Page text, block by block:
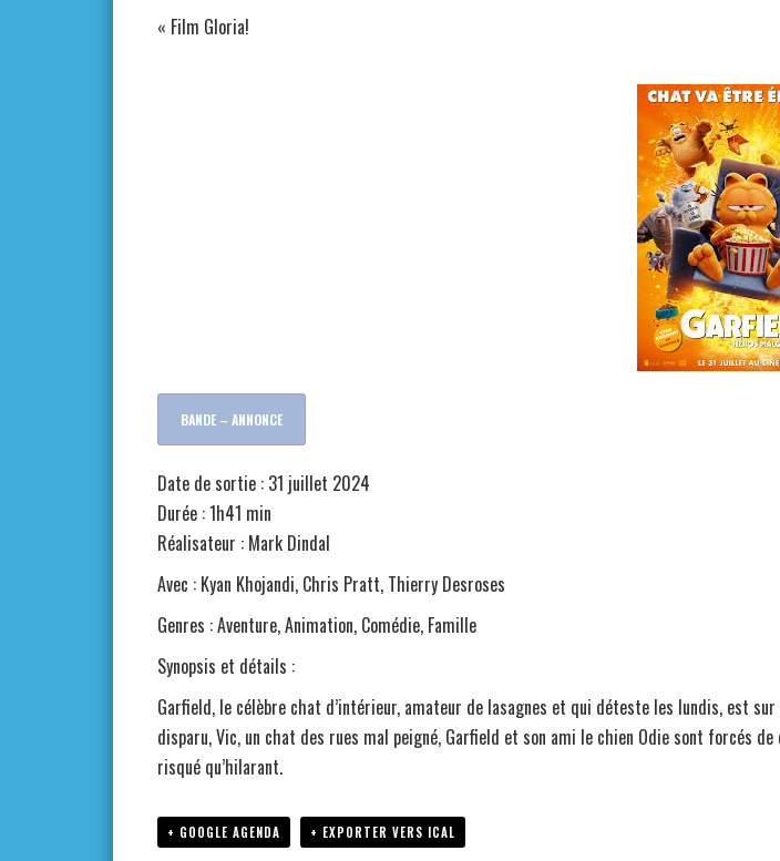
« Film Gloria!
BANDE – ANNONCE
Date de sortie : 31 juillet 2024
Durée : 1h41 min
Réalisateur : Mark Dindal
Avec : Kyan Khojandi, Chris Pratt, Thierry Desroses
Genres : Aventure, Animation, Comédie, Famille
Synopsis et détails :
Garfield, le célèbre chat d’intérieur, amateur de lasagnes et qui déteste les lundis, est
disparu, Vic, un chat des rues mal peigné, Garfield et son ami le chien Odie sont forcés
risqué qu’hilarant.
+ GOOGLE AGENDA + EXPORTER VERS ICAL